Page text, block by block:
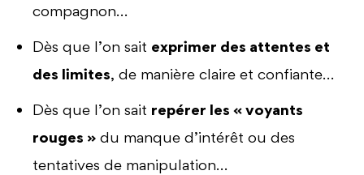
compagnon…
Dès que l’on sait exprimer des attentes et
des limites, de manière claire et confiante…
Dès que l’on sait repérer les « voyants
rouges » du manque d’intérêt ou des
tentatives de manipulation…